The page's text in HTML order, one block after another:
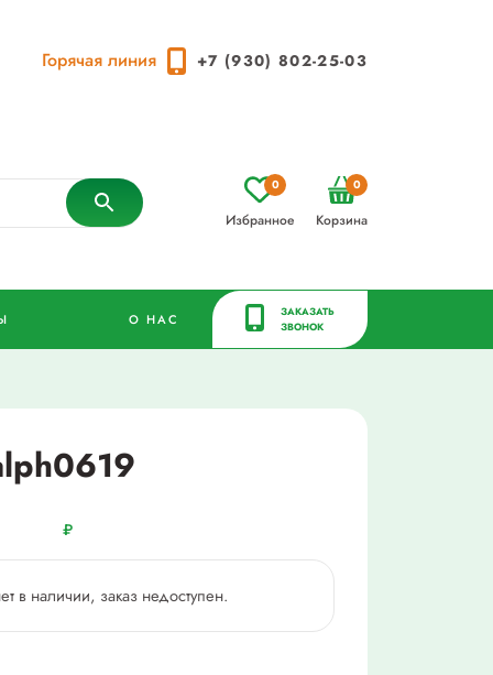
Горячая линия +7 (930) 802-25-03
Избранное
0
Корзина
0
О НАС
ЗАКАЗАТЬ
ЗВОНОК
₽
в наличии, заказ недоступен.